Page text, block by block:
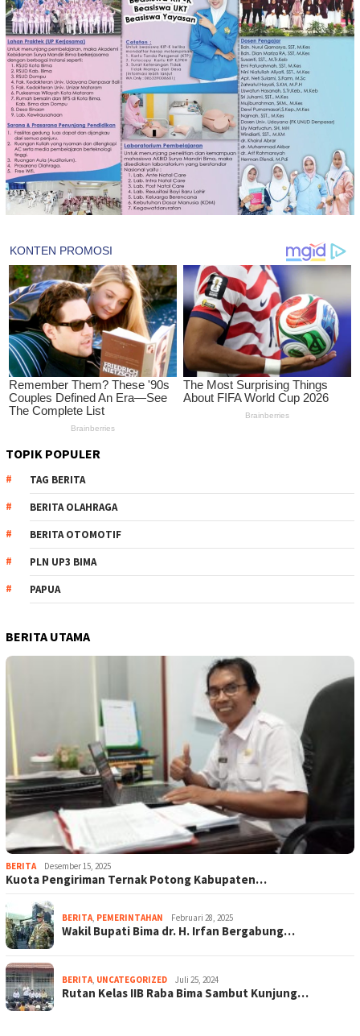
TOPIK POPULER
TAG BERITA
BERITA OLAHRAGA
BERITA OTOMOTIF
PLN UP3 BIMA
PAPUA
BERITA UTAMA
BERITA Desember 15, 2025
Kuota Pengiriman Ternak Potong Kabupaten…
BERITA, PEMERINTAHAN Februari 28, 2025
Wakil Bupati Bima dr. H. Irfan Bergabung…
BERITA, UNCATEGORIZED Juli 25, 2024
Rutan Kelas IIB Raba Bima Sambut Kunjung…